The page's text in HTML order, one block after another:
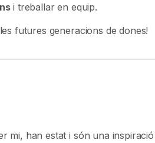
i treballar en equip.
futures generacions de dones!
mi, han estat i són una inspiració